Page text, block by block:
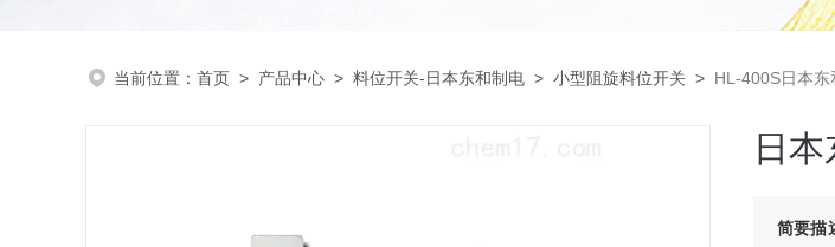
当前位置： 首页 > 产品中心 > 料位开关-日本东和制电 > 小型阻旋料位开关 > HL-400S日本
日
简要描